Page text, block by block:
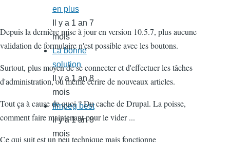
Depuis la dernière mise à jour en version 10.5.7, plus aucune
validation de formulaire n'est possible avec les boutons.
Surtout, plus moyen de se connecter et d'effectuer les tâches
d'administration, ou même écrire de nouveaux articles.
Tout ça à cause de quoi ? Du cache de Drupal. La poisse,
comment faire maintenant pour le vider ...
Ce qui suit est un peu technique mais fonctionne
en plus
Il y a 1 an 7
mois
La bonne
solution
Il y a 1 an 8
mois
ffmpeg best
Il y a 1 an 8
mois